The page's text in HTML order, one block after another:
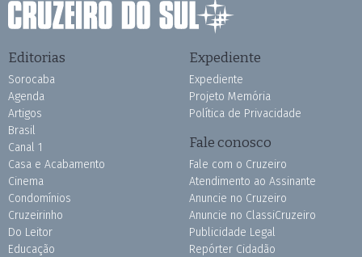
Editorias
Sorocaba
Agenda
Artigos
Brasil
Canal 1
Casa e Acabamento
Cinema
Condomínios
Cruzeirinho
Do Leitor
Educação
Expediente
Expediente
Projeto Memória
Política de Privacidade
Fale conosco
Fale com o Cruzeiro
Atendimento ao Assinante
Anuncie no Cruzeiro
Anuncie no ClassiCruzeiro
Publicidade Legal
Repórter Cidadão